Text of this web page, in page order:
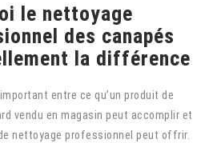
le nettoyage
des canapés
la différence
entre ce qu’un produit de
vendu en magasin peut accomplir et
nettoyage professionnel peut offrir.